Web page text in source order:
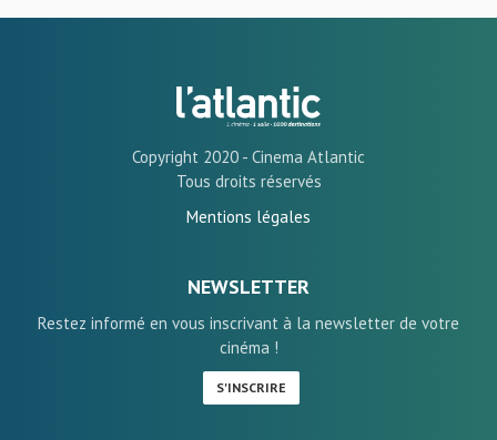
Copyright 2020 - Cinema Atlantic
Tous droits réservés
Mentions légales
NEWSLETTER
Restez informé en vous inscrivant à la newsletter de votre
cinéma !
S'INSCRIRE